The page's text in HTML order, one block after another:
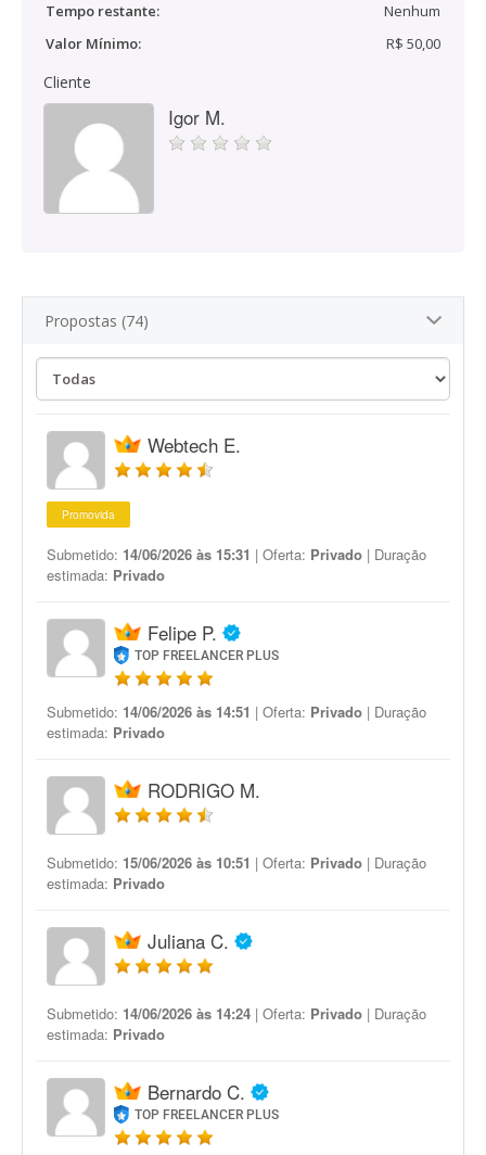
Tempo restante:
Nenhum
Valor Mínimo:
R$ 50,00
Cliente
Igor M.
Propostas (74)
Webtech E.
Promovida
Submetido: 14/06/2026 às 15:31 | Oferta: Privado | Duração
estimada: Privado
Felipe P.
TOP FREELANCER PLUS
Submetido: 14/06/2026 às 14:51 | Oferta: Privado | Duração
estimada: Privado
RODRIGO M.
Submetido: 15/06/2026 às 10:51 | Oferta: Privado | Duração
estimada: Privado
Juliana C.
Submetido: 14/06/2026 às 14:24 | Oferta: Privado | Duração
estimada: Privado
Bernardo C.
TOP FREELANCER PLUS